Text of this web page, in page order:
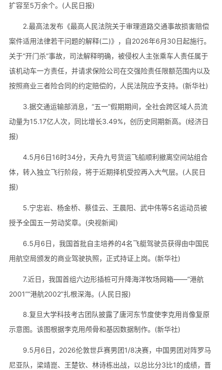
扩容至5万余个。(人民日报)
2.最高法发布《最高人民法院关于审理道路交通事故损害赔偿
案件适用法律若干问题的解释(二)》，自2026年6月30日起施行。
关于“开门杀”事故，司法解释明确，被侵权人主张乘车人责任属于
该机动车一方责任，并请求保险公司在交强险责任限额范围内以及
按照商业三者险合同的约定赔偿的，人民法院应予支持。(新华社)
3.据交通运输部消息，“五一”假期期间，全社会跨区域人员流
动量为15.17亿人次，同比增长3.49%，创历史同期新高。(经济日
报)
4.5月6日16时34分，天舟九号货运飞船顺利撤离空间站组合
体，转入独立飞行阶段，将于近期择机受控再入大气层。(人民日
报)
5.宁忠岩、杨金桥、蔡佳云、王晨阳、武中伟等5名运动员被
授予全国五一劳动奖章。(央视新闻)
6.5月6日，我国首批自主培养的4名飞艇驾驶员获得由中国民
用航空局颁发的商业驾驶执照，正式持证上岗。(新华社)
7.近日，我国首组六边形插桩可升降海洋牧场网箱——“港航
2001”“港航2002”扎根深海。(人民日报)
8.复旦大学科技考古团队披露了唐河东节度使李克用肖像复原
示意图。该图根据李克用颅骨和基因数据制作。(新华社)
9.5月6日，2026伦敦世乒赛男团1/8决赛，中国男团对阵罗马
尼亚队，梁靖崑、王楚钦、林诗栋出战，以总比分3比1的成绩，晋